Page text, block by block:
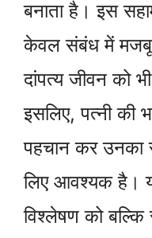
बनाता है। इस
केवल संबंध में
दांपत्य जीवन को
इसलिए, पत्नी की
पहचान कर उनका
लिए आवश्यक है।
विश्लेषण को बल्कि